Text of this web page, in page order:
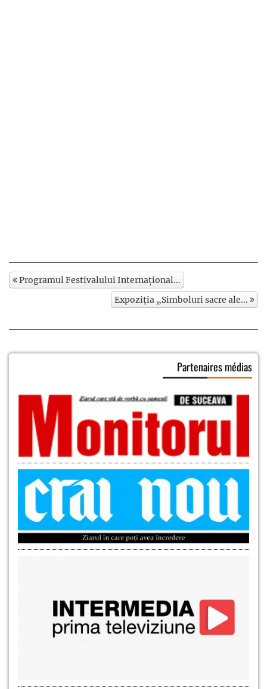
Programul Festivalului Internațional...
Expoziția „Simboluri sacre ale...
Partenaires médias